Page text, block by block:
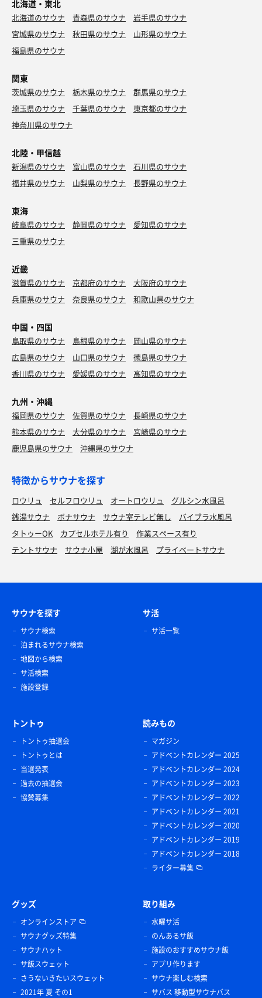
北海道・東北
北海道のサウナ 青森県のサウナ
岩手県のサウナ
宮城県のサウナ
秋田県のサウナ
山形県のサウナ
福島県のサウナ
関東
茨城県のサウナ 栃木県のサウナ
群馬県のサウナ
埼玉県のサウナ
千葉県のサウナ
東京都のサウナ
神奈川県のサウナ
北陸・甲信越
新潟県のサウナ 富山県のサウナ
石川県のサウナ
福井県のサウナ
山梨県のサウナ 長野県のサウナ
東海
岐阜県のサウナ 静岡県のサウナ
愛知県のサウナ
三重県のサウナ
近畿
滋賀県のサウナ 京都府のサウナ
大阪府のサウナ
兵庫県のサウナ
奈良県のサウナ 和歌山県のサウナ
中国・四国
鳥取県のサウナ 島根県のサウナ
岡山県のサウナ
広島県のサウナ
山口県のサウナ
徳島県のサウナ
香川県のサウナ
愛媛県のサウナ 高知県のサウナ
九州・沖縄
福岡県のサウナ 佐賀県のサウナ
長崎県のサウナ
熊本県のサウナ
大分県のサウナ
宮崎県のサウナ
鹿児島県のサウナ
沖縄県のサウナ
特徴からサウナを探す
ロウリュ セルフロウリュ オートロウリュ
グルシン水風呂
銭湯サウナ
ボナサウナ サウナ室テレビ無し
バイブラ水風呂
タトゥーOK
カプセルホテル有り
作業スペース有り
テントサウナ
サウナ小屋 湖が水風呂 プライベートサウナ
サウナを探す
サウナ検索
泊まれるサウナ検索
地図から検索
サ活検索
施設登録
サ活
サ活一覧
トントゥ
トントゥ抽選会
トントゥとは
当選発表
過去の抽選会
協賛募集
読みもの
マガジン
アドベントカレンダー 2025
アドベントカレンダー 2024
アドベントカレンダー 2023
アドベントカレンダー 2022
アドベントカレンダー 2021
アドベントカレンダー 2020
アドベントカレンダー 2019
アドベントカレンダー 2018
ライター募集
グッズ
オンラインストア
サウナグッズ特集
サウナハット
サ飯スウェット
さうないきたいスウェット
2021年 夏 その1
取り組み
水曜サ活
のんあるサ飯
施設のおすすめサウナ飯
アプリ作ります
サウナ楽しむ検索
サバス 移動型サウナバス